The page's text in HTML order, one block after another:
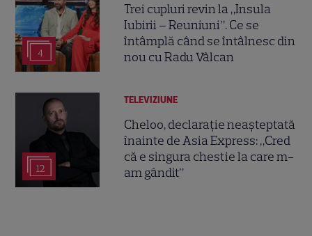
4
Trei cupluri revin la „Insula
Iubirii – Reuniuni”. Ce se
întâmplă când se întâlnesc din
nou cu Radu Vâlcan
12
TELEVIZIUNE
Cheloo, declarație neașteptată
înainte de Asia Express: „Cred
că e singura chestie la care m-
am gândit”